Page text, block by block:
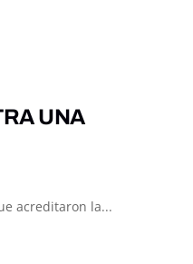
UNA
acreditaron la...